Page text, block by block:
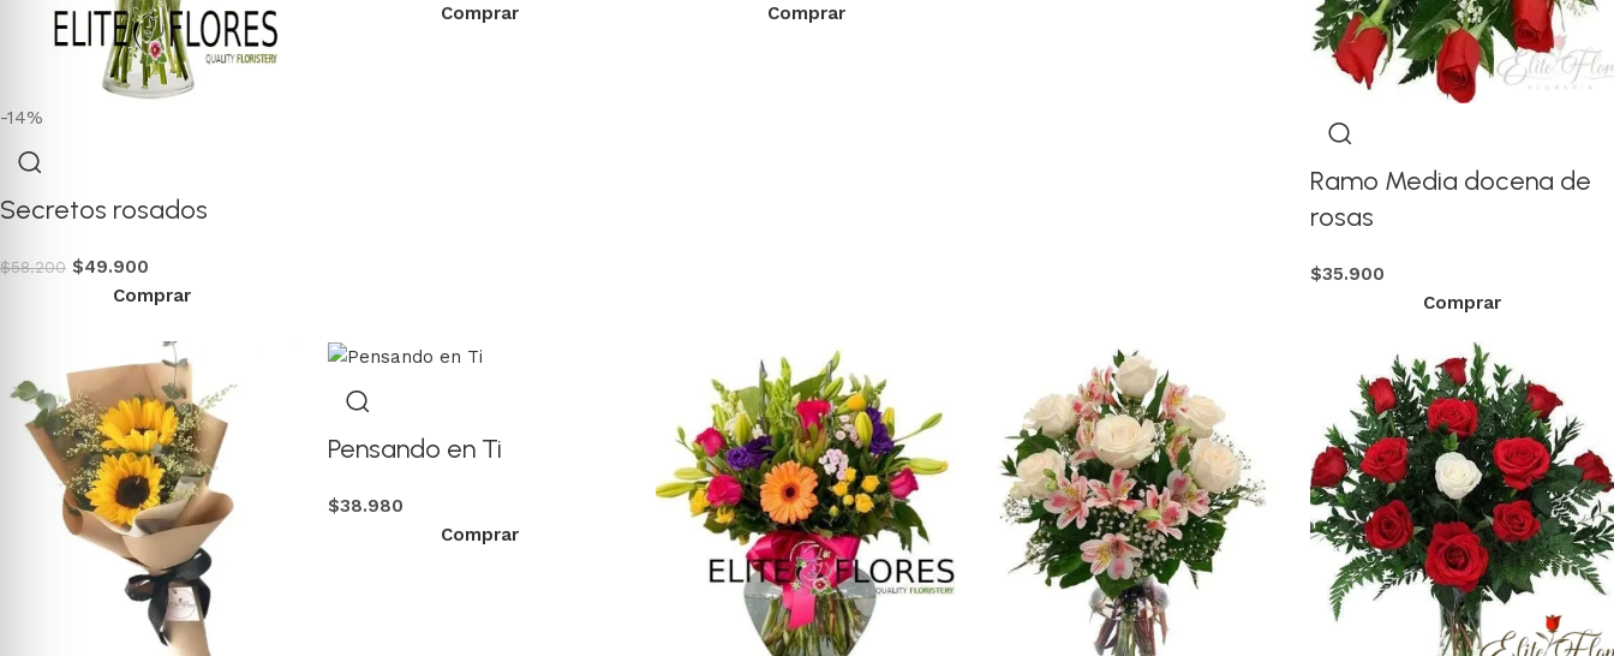
-14%
Secretos rosados
$58.200 $49.900
Comprar
Comprar
Comprar
Ramo Media docena de
rosas
$35.900
Comprar
Pensando en Ti
$38.980
Comprar